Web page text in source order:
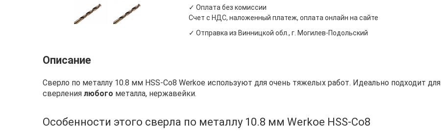
✓ Оплата без комиссии
Счет с НДС, наложенный платеж, оплата онлайн на сайте
✓ Отправка из Винницкой обл., г. Могилев-Подольский
Описание
Сверло по металлу 10.8 мм HSS-Co8 Werkoe используют для очень тяжелых работ. Идеально подходит для
сверления любого металла, нержавейки.
Особенности этого сверла по металлу 10.8 мм Werkoe HSS-Co8